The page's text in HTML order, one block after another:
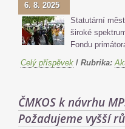
6. 8. 2025
Statutární
široké
Fondu
Celý příspěvek / Rubrika:
ČMKOS k návrhu
Požadujeme vyšší